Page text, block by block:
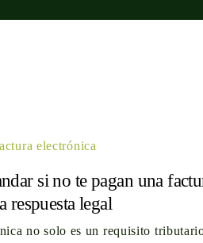
si no te pagan una
respuesta legal
no solo es un requisito